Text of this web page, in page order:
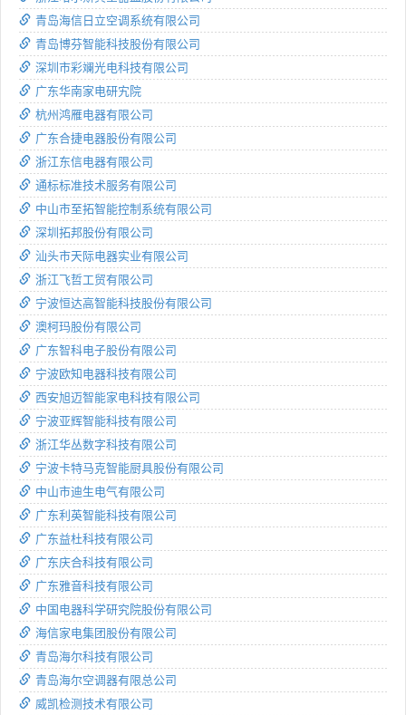
青岛海信日立空调系统有限公司
青岛博芬智能科技股份有限公司
深圳市彩斓光电科技有限公司
广东华南家电研宄院
杭州鸿雁电器有限公司
广东合捷电器股份有限公司
浙江东信电器有限公司
通标标准技术服务有限公司
中山市至拓智能控制系统有限公司
深圳拓邦股份有限公司
汕头市天际电器实业有限公司
浙江飞哲工贸有限公司
宁波恒达高智能科技股份有限公司
澳柯玛股份有限公司
广东智科电子股份有限公司
宁波欧知电器科技有限公司
西安旭迈智能家电科技有限公司
宁波亚辉智能科技有限公司
浙江华丛数字科技有限公司
宁波卡特马克智能厨具股份有限公司
中山市迪生电气有限公司
广东利英智能科技有限公司
广东益杜科技有限公司
广东庆合科技有限公司
广东雅音科技有限公司
中国电器科学研究院股份有限公司
海信家电集团股份有限公司
青岛海尔科技有限公司
青岛海尔空调器有限总公司
威凯检测技术有限公司